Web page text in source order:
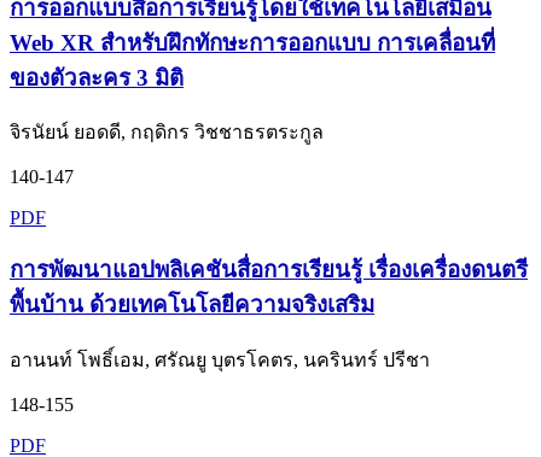
การออกแบบสื่อการเรียนรู้โดยใช้เทคโนโลยีเสมือน
Web XR สำหรับฝึกทักษะการออกแบบ การเคลื่อนที่
ของตัวละคร 3 มิติ
จิรนัยน์ ยอดดี, กฤดิกร วิชชาธรตระกูล
140-147
PDF
การพัฒนาแอปพลิเคชันสื่อการเรียนรู้ เรื่องเครื่องดนตรี
พื้นบ้าน ด้วยเทคโนโลยีความจริงเสริม
อานนท์ โพธิ์เอม, ศรัณยู บุตรโคตร, นครินทร์ ปรีชา
148-155
PDF